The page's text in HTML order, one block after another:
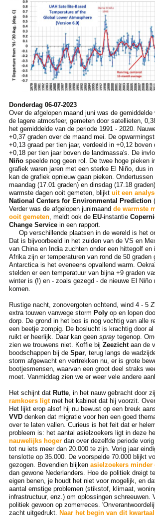
Donderdag 06-07-2023
Over de afgelopen maand juni was de gemiddelde
de lagere atmosfeer, gemeten door satellieten,
het gemiddelde van de periode 1991 - 2020.
+0,37 graden over de maand mei. De
+0,13 graad per tien jaar, verdeeld in +0,12 boven
+0,18 per tien jaar boven de landmassa's. De
Niñospeelde nog geen rol. De twee hoge pieken
grafiek waren jaren met een sterke El Niño, dus in
kan de grafiek opnieuw gaan pieken.
maandag (17.01 graden) en dinsdag (17.18
warmste dagen ooit gemeten, blijkt uit een
National Centers for Environmental Prediction
Verder was de afgelopen junimaand de warmste
ooit gemeten, meldt ook de EU-instantie
Change Servicein een rapport.
Op verschillende plaatsen in de wereld is het
Dat is bijvoorbeeld in het zuiden van de VS en
van China en India zuchten onder een hittegolf en
Afrika zijn er temperaturen van rond de 50 graden
Antarctica is het eveneens opvallend warm.
stelden er een temperatuur van bijna +9 graden
winter is (!) en - zoals gezegd - de nieuwe El Niño
komen.
Rustige nacht, zonovergoten ochtend, wind 4 - 5
extra touwen vanwege storm Polyop en lopen
dorp. De grond in het bos is nog vochtig van alle
een beetje zompig. De boslucht is krachtig door
ruikt er heerlijk. Daar kan geen spraytegenop.
zien we trouwens niet. Koffie bij Zeezichtaan de
boodschappen bij de Spar, terug langs de
storm afgewacht en vertrekken nu, er is grote
bootjesmensen, waarvan een groot deel straks
moet. Vanmiddag zien we er weer vele andere
Het schijnt dat Rutte, in het nauw gebracht door
ramkoers ligtmet het kabinet dat hij voorzit.
Het lijkt erop alsof hij nu bewust op een breuk
VVDdenken dat migratie voor hen een goed
over te laten vallen. Curieus is het feit dat er
probleem is: het aantal asielzoekers ligt in deze
nauwelijks hogerdan over dezelfde periode
tot nu iets meer dan 20.000 te zijn. Vorig jaar
tenslotte op 35.000. De voorspelde 70.000 blijkt
gezogen. Bovendien blijken asielzoekers minder
dan gewone Nederlanders. Hoe de politiek dreigt
eigen benen, je houdt het niet voor mogelijk, en
aantal ernstige problemen (stikstof, klimaat,
infrastructuur, enz.) om oplossingen schreeuwen.
politiek gewoon op zomerreces.
zacht uitgedrukt.
Naar het begin van dit kwartaal